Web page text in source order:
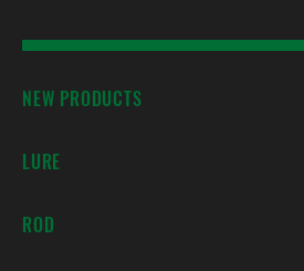
NEW PRODUCTS
LURE
ROD